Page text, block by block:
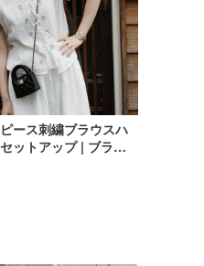
ース刺繍ブラウスハ
ットアップ | ブラウ